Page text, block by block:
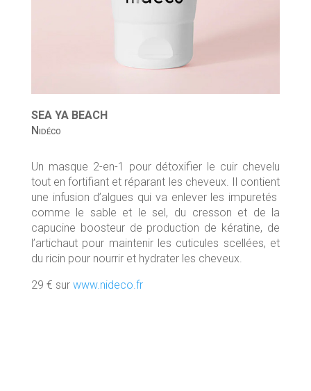
SEA YA BEACH
Nidéco
Un masque 2-en-1 pour détoxifier le cuir chevelu
tout en fortifiant et réparant les cheveux. Il contient
une infusion d’algues qui va enlever les impuretés
comme le sable et le sel, du cresson et de la
capucine boosteur de production de kératine, de
l’artichaut pour maintenir les cuticules scellées, et
du ricin pour nourrir et hydrater les cheveux.
29 € sur www.nideco.fr